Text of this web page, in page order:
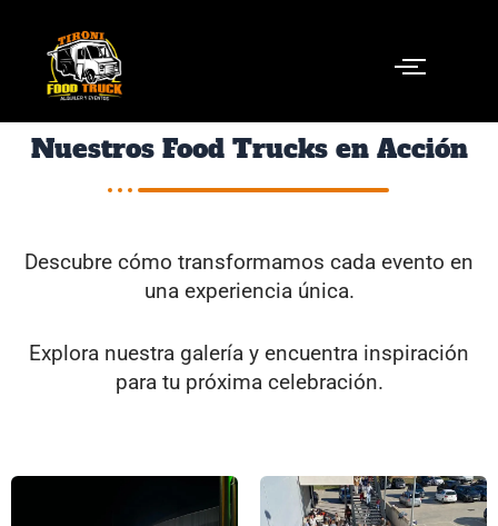
contenido
Nuestros Food Trucks en Acción
Descubre cómo transformamos cada evento en
una experiencia única.
Explora nuestra galería y encuentra inspiración
para tu próxima celebración.